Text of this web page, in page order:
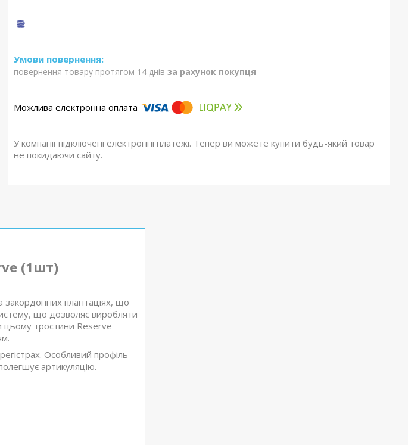
повернення товару протягом 14 днів за рахунок покупця
У компанії підключені електронні платежі. Тепер ви можете купити будь-який товар
не покидаючи сайту.
(1шт)
закордонних плантаціях, що
що дозволяє виробляти
цьому тростини Reserve
Особливий профіль
артикуляцію.